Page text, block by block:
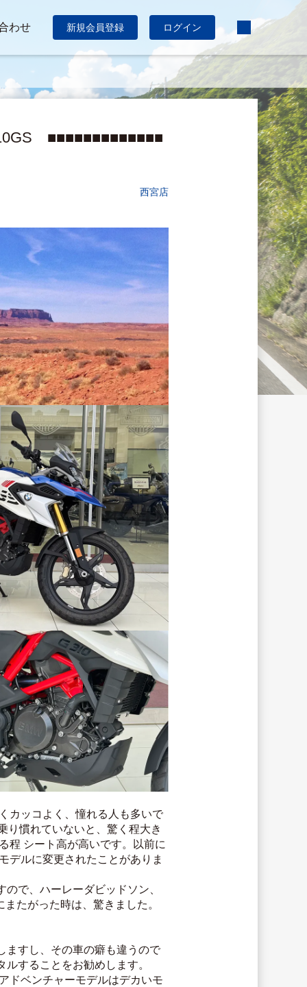
わせ 新規会員登録 ログイン
■■■■■■■■■■■■■
西宮店
カッコよく、憧れる人も多いで
り慣れていないと、驚く程大き
程 シート高が高いです。以前に
デルに変更されたことがありま
で、ハーレーダビッドソン、
たがった時は、驚きました。
ますし、その車の癖も違うので
することをお勧めします。
ドベンチャーモデルはデカいモ